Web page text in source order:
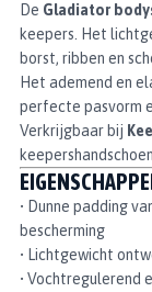
De Gladiator
keepers. Het
borst, ribben en
Het ademend en
perfecte pasvorm
Verkrijgbaar bij
• Dunne padding
bescherming
• Lichtgewicht
• Vochtregulerend